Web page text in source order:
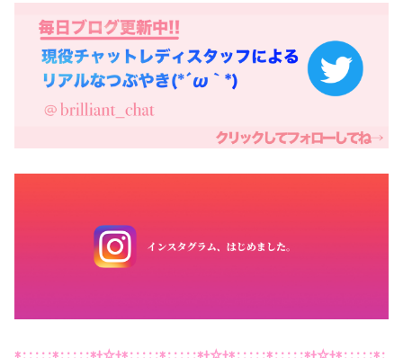
*:;;;:*:;;;:*+☆+*:;;;:*:;;;:*+☆+*:;;;:*:;;;:*+☆+*:;;;:*: